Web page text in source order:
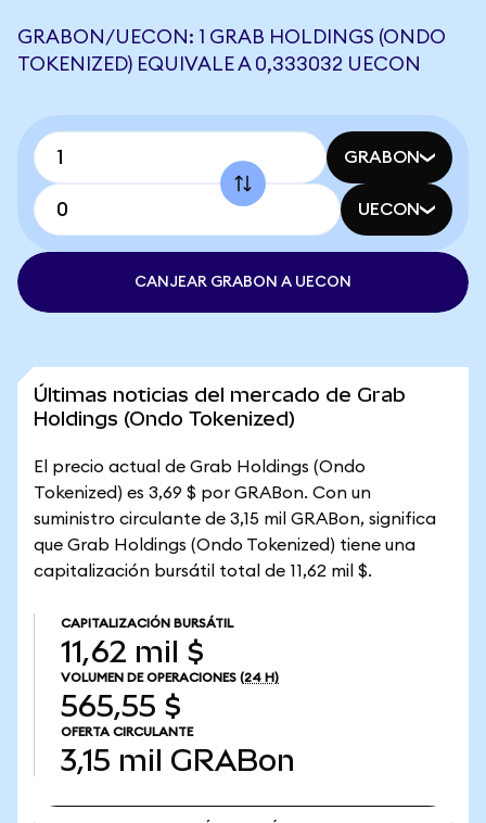
GRABON/UECON: 1 GRAB HOLDINGS (ONDO
TOKENIZED) EQUIVALE A 0,333032 UECON
GRABON
UECON
CANJEAR GRABON A UECON
Últimas noticias del mercado de Grab
Holdings (Ondo Tokenized)
El precio actual de Grab Holdings (Ondo
Tokenized) es 3,69 $ por GRABon. Con un
suministro circulante de 3,15 mil GRABon, significa
que Grab Holdings (Ondo Tokenized) tiene una
capitalización bursátil total de 11,62 mil $.
CAPITALIZACIÓN BURSÁTIL
11,62 mil $
VOLUMEN DE OPERACIONES (24 H)
565,55 $
OFERTA CIRCULANTE
3,15 mil GRABon